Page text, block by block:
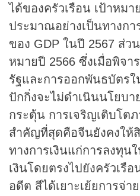
ได้ของครัวเรือน เป้าหม
ประมาณอย่างเป็นทางก
ของ GDP ในปี 2567 ส่ว
หมายปี 2566 ซึ่งเมื่อพิจ
รัฐและการออกพันธบัตร
ปักกิ่งจะไม่ดำเนินนโยบา
กระตุ้น การเจริญเติบโต
สำคัญที่สุดคือจีนยังคงให้
ทางการเงินแก่การลงทุ
เงินโดยตรงไปยังครัวเรื
อดีต สีได้เยาะเย้ยการจ่า